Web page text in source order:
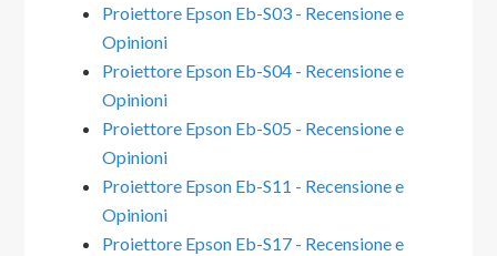
Proiettore Epson Eb-S03 - Recensione e
Opinioni
Proiettore Epson Eb-S04 - Recensione e
Opinioni
Proiettore Epson Eb-S05 - Recensione e
Opinioni
Proiettore Epson Eb-S11 - Recensione e
Opinioni
Proiettore Epson Eb-S17 - Recensione e